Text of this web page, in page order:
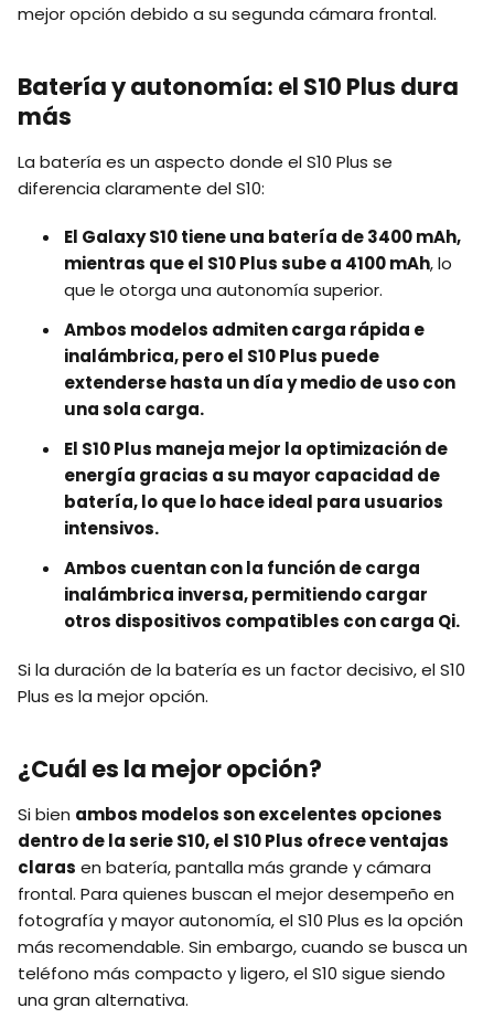
mejor opción debido a su segunda cámara frontal.
Batería y autonomía: el S10 Plus dura
más
La batería es un aspecto donde el S10 Plus se
diferencia claramente del S10:
El Galaxy S10 tiene una batería de 3400 mAh,
mientras que el S10 Plus sube a 4100 mAh, lo
que le otorga una autonomía superior.
Ambos modelos admiten carga rápida e
inalámbrica, pero el S10 Plus puede
extenderse hasta un día y medio de uso con
una sola carga.
El S10 Plus maneja mejor la optimización de
energía gracias a su mayor capacidad de
batería, lo que lo hace ideal para usuarios
intensivos.
Ambos cuentan con la función de carga
inalámbrica inversa, permitiendo cargar
otros dispositivos compatibles con carga Qi.
Si la duración de la batería es un factor decisivo, el S10
Plus es la mejor opción.
¿Cuál es la mejor opción?
Si bien ambos modelos son excelentes opciones
dentro de la serie S10, el S10 Plus ofrece ventajas
claras en batería, pantalla más grande y cámara
frontal. Para quienes buscan el mejor desempeño en
fotografía y mayor autonomía, el S10 Plus es la opción
más recomendable. Sin embargo, cuando se busca un
teléfono más compacto y ligero, el S10 sigue siendo
una gran alternativa.